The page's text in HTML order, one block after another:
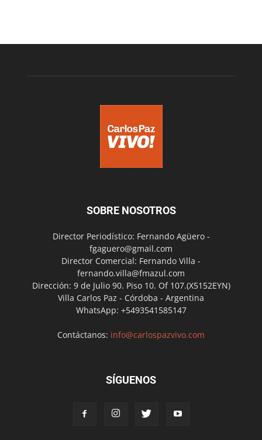
SOBRE NOSOTROS
Director Periodístico: Fernando Agüero -
fgaguero@gmail.com
Director Comercial: Fernando Villa -
fernando.villa@fmazul.com
Dirección: 9 de Julio 90. Piso 10. Of 107.(X5152EYN)
Villa Carlos Paz - Córdoba - Argentina
WhatsApp: +5493541585147
Contáctanos: info@carlospazvivo.com
SÍGUENOS